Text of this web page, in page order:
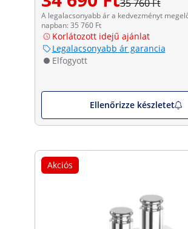
35 760 Ft
A legalacsonyabb ár a kedvezményt
napban: 35 760 Ft
Korlátozott idejű ajánlat
Legalacsonyabb ár garancia
Elfogyott
Ellenőrizze készletet
Akciós